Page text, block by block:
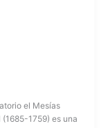
el Mesías
1759) es una